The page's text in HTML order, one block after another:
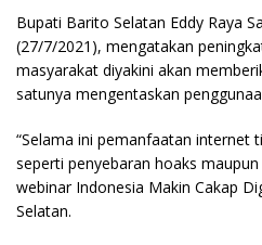
Bupati Barito Selatan Eddy Raya
(27/7/2021), mengatakan
masyarakat diyakini akan
satunya mengentaskan
“Selama ini pemanfaatan internet
seperti penyebaran hoaks
webinar Indonesia Makin Cakap
Selatan.